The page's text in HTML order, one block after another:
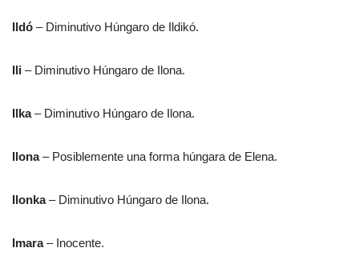
Ildó – Diminutivo Húngaro de Ildikó.
Ili – Diminutivo Húngaro de Ilona.
Ilka– Diminutivo Húngaro de Ilona.
Ilona– Posiblemente una forma húngara de Elena.
Ilonka– Diminutivo Húngaro de Ilona.
Imara– Inocente.